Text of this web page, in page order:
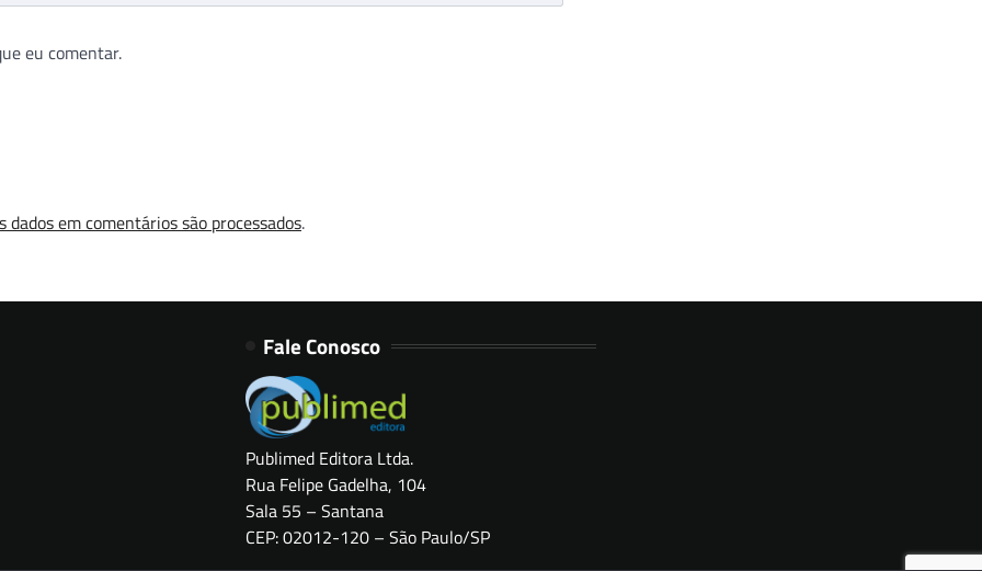
eu comentar.
dados em comentários são processados.
Fale Conosco
Publimed Editora Ltda.
Rua Felipe Gadelha, 104
Sala 55 – Santana
CEP: 02012-120 – São Paulo/SP